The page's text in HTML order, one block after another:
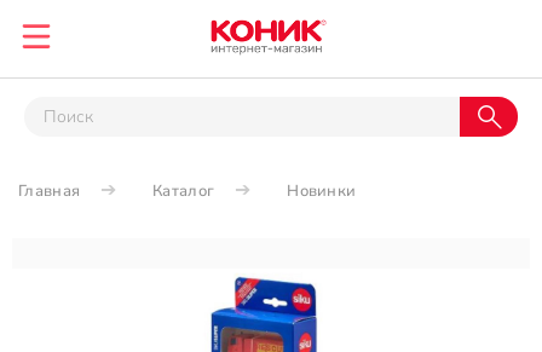
Главная Каталог Новинки